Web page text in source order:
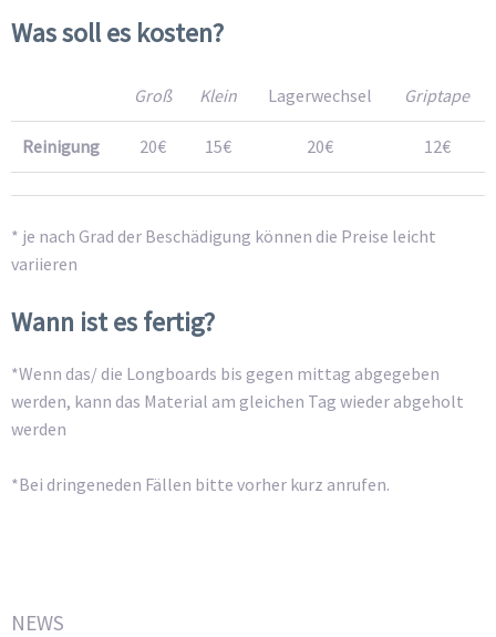
Was soll es kosten?
Groß Klein Lagerwechsel Griptape
Reinigung 20€ 15€ 20€ 12€
* je nach Grad der Beschädigung können die Preise leicht
variieren
Wann ist es fertig?
*Wenn das/ die Longboards bis gegen mittag abgegeben
werden, kann das Material am gleichen Tag wieder abgeholt
werden
*Bei dringeneden Fällen bitte vorher kurz anrufen.
NEWS